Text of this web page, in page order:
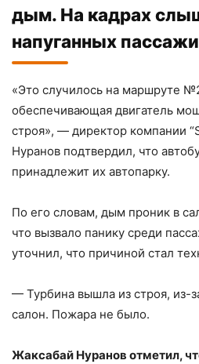
дым. На кадрах
напуганных
«Это случилось на маршруте
обеспечивающая двигатель
строя», — директор компании
Нуранов подтвердил, что
принадлежит их автопарку.
По его словам, дым проник в
что вызвало панику среди
уточнил, что причиной стал
— Турбина вышла из строя, из-
салон. Пожара не было.
Жаксабай Нуранов отметил,